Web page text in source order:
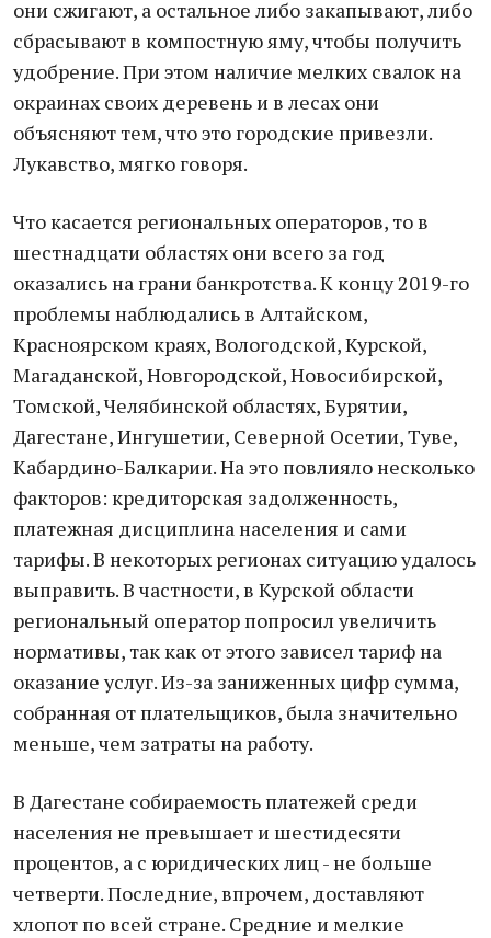
они сжигают, а остальное либо закапывают, либо
сбрасывают в компостную яму, чтобы получить
удобрение. При этом наличие мелких свалок на
окраинах своих деревень и в лесах они
объясняют тем, что это городские привезли.
Лукавство, мягко говоря.
Что касается региональных операторов, то в
шестнадцати областях они всего за год
оказались на грани банкротства. К концу 2019-го
проблемы наблюдались в Алтайском,
Красноярском краях, Вологодской, Курской,
Магаданской, Новгородской, Новосибирской,
Томской, Челябинской областях, Бурятии,
Дагестане, Ингушетии, Северной Осетии, Туве,
Кабардино-Балкарии. На это повлияло несколько
факторов: кредиторская задолженность,
платежная дисциплина населения и сами
тарифы. В некоторых регионах ситуацию удалось
выправить. В частности, в Курской области
региональный оператор попросил увеличить
нормативы, так как от этого зависел тариф на
оказание услуг. Из-за заниженных цифр сумма,
собранная от плательщиков, была значительно
меньше, чем затраты на работу.
В Дагестане собираемость платежей среди
населения не превышает и шестидесяти
процентов, а с юридических лиц - не больше
четверти. Последние, впрочем, доставляют
хлопот по всей стране. Средние и мелкие